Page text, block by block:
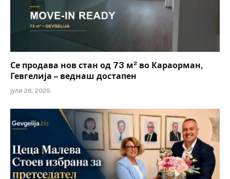
Се продава нов стан од 73 м² во Караорман,
Гевгелија – веднаш достапен
јули 28, 2026